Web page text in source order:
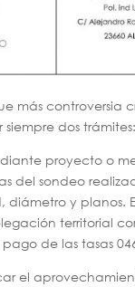
más
dos trámites:
proyecto o
del sondeo
y planos.
territorial
de las tasas
el